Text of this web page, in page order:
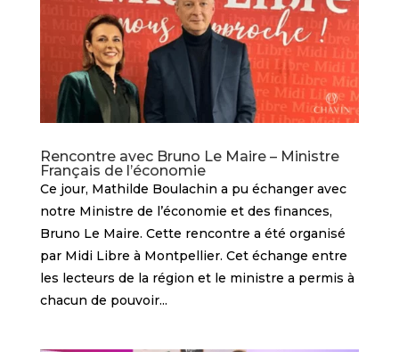
Rencontre avec Bruno Le Maire – Ministre
Français de l’économie
Ce jour, Mathilde Boulachin a pu échanger avec
notre Ministre de l’économie et des finances,
Bruno Le Maire. Cette rencontre a été organisé
par Midi Libre à Montpellier. Cet échange entre
les lecteurs de la région et le ministre a permis à
chacun de pouvoir...